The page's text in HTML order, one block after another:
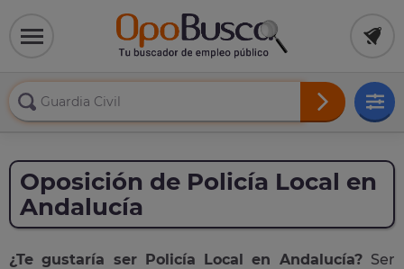
Oposición de Policía Local en
Andalucía
¿Te gustaría ser Policía Local en Andalucía? Ser